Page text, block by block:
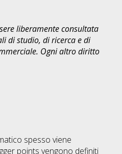
liberamente consultata
di studio, di ricerca e di
Ogni altro diritto
spesso viene
points vengono definiti